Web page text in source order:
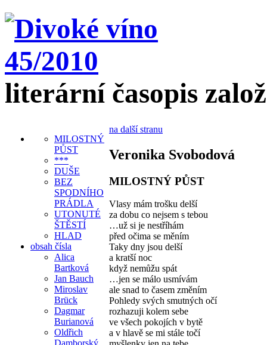
literární časopis
MILOSTNÝ
PŮST
***
DUŠE
BEZ
SPODNÍHO
PRÁDLA
UTONUTÉ
ŠTĚSTÍ
HLAD
obsah čísla
Alica
Bartková
Jan Bauch
Miroslav
Brück
Dagmar
Burianová
Oldřich
Damborský
na další stranu
Veronika Svobodová
MILOSTNÝ PŮST
Vlasy mám trošku delší
za dobu co nejsem s tebou
…už si je nestříhám
před očima se měním
Taky dny jsou delší
a kratší noc
když nemůžu spát
…jen se málo usmívám
ale snad to časem změním
Pohledy svých smutných očí
rozhazuji kolem sebe
ve všech pokojích v bytě
a v hlavě se mi stále točí